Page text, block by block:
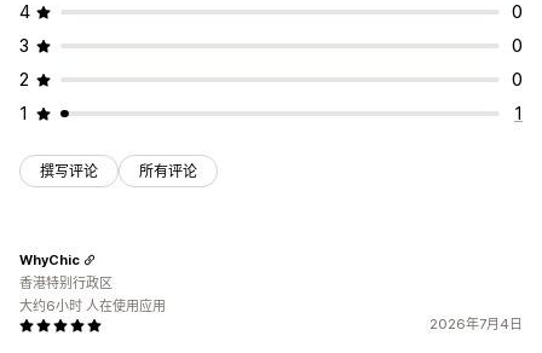
4
0
3
0
2
0
1
1
撰写评论 所有评论
2026年7月4日
WhyChic
香港特别行政区
大约6小时 人在使用应用